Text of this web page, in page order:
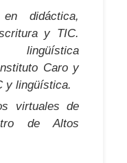
didáctica,
y TIC.
Caro y
y lingüística.
virtuales de
de Altos